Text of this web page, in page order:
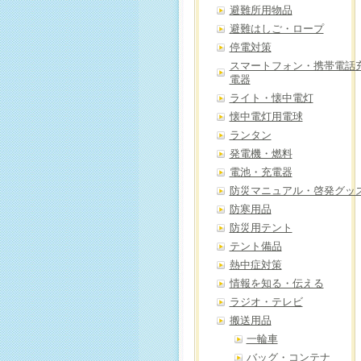
避難所用物品
避難はしご・ロープ
停電対策
スマートフォン・携帯電話
電器
ライト・懐中電灯
懐中電灯用電球
ランタン
発電機・燃料
電池・充電器
防災マニュアル・啓発グッ
防寒用品
防災用テント
テント備品
熱中症対策
情報を知る・伝える
ラジオ・テレビ
搬送用品
一輪車
バッグ・コンテナ